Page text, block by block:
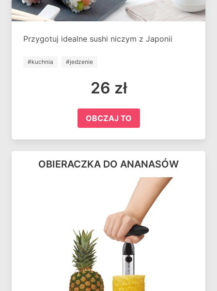
Przygotuj idealne sushi niczym z Japonii
#kuchnia #jedzenie
26 zł
OBCZAJ TO
OBIERACZKA DO ANANASÓW